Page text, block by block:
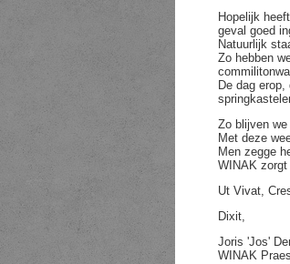
Hopelijk
geval goed
Natuurlijk
Zo hebben
De dag
Zo blijven
Met deze
Men zegge
WINAK
Ut Vivat,
Dixit,
Joris 'Jos'
WINAK